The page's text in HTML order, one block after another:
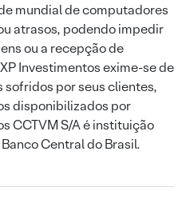
mundial de computadores
atrasos, podendo impedir
ou a recepção de
Investimentos exime-se de
por seus clientes,
disponibilizados por
CCTVM S/A é instituição
Central do Brasil.